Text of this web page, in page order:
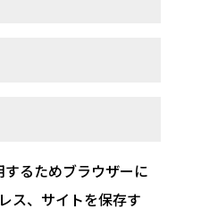
るためブラウザーに
ス、サイトを保存す